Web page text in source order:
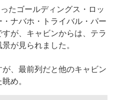
たゴールディングス・ロッ
ナバホ・トライバル・パー
が、キャビンからは、テラ
が見られました。
、最前列だと他のキャビン
め。